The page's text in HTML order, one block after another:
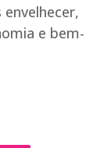
e bem-